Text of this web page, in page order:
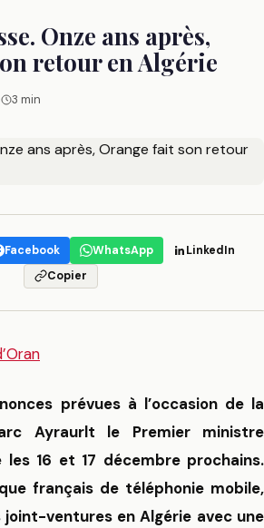
Onze ans après,
retour en Algérie
3 min
Facebook WhatsApp
LinkedIn
Copier
prévues à l’occasion de la
Ayraurlt le Premier ministre
16 et 17 décembre prochains.
français de téléphonie mobile,
joint-ventures en Algérie avec une